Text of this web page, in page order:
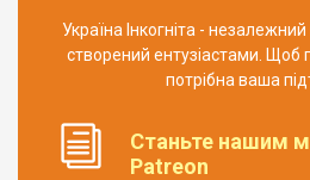
Україна Інкогніта -
створений ентузіастами. Щоб
потрібна ваша
Станьте нашим
Patreon